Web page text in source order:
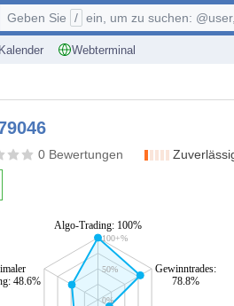
Kalender Webterminal
Geben Sie / ein, um zu suchen: @user, $symbol, ...
0 Bewertungen
0%
50%
100+%
Gewinntrades:
78.8%
48.6%
Algo-Trading: 100%